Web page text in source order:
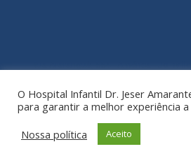
O Hospital Infantil Dr. Jeser
para garantir a melhor experiência a
Nossa política
Aceito